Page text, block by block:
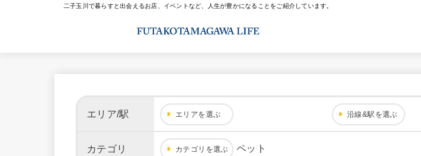
二子玉川で暮らすと出会えるお店、イベントなど、人生が豊かになることをご紹介しています。
エリア/駅 エリアを選ぶ 沿線&駅を選ぶ
カテゴリ カテゴリを選ぶ ペット